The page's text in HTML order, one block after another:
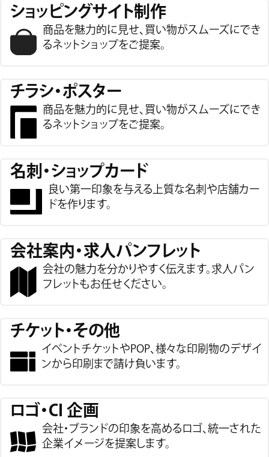
ショッピングサイト制作
商品を魅力的に見せ、買い物がスムーズにでき
るネットショップをご提案。
チラシ・ポスター
商品を魅力的に見せ、買い物がスムーズにでき
るネットショップをご提案。
名刺・ショップカード
良い第一印象を与える 上質な名刺や店舗カー
ドを作ります。
会社案内・求人パンフレット
会社の魅力を分かりやすく伝えます。 求人パン
フレットもお任せください。
チケット・その他
イベントチケットやPOP、様々な印刷物のデザイ
ンから印刷まで請け負います。
ロゴ・CI 企画
会社・ブランドの印象を高めるロゴ、統一された
企業イメージを提案します。